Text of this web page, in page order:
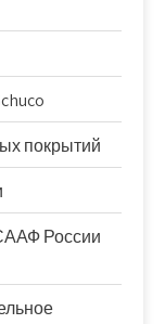
покрытий
России